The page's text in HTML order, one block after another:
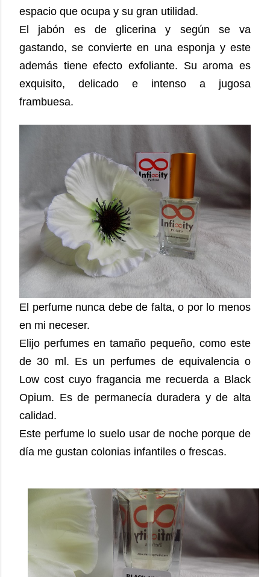
espacio que ocupa y su gran utilidad.
El jabón es de glicerina y según se va
gastando, se convierte en una esponja y este
además tiene efecto exfoliante. Su aroma es
exquisito, delicado e intenso a jugosa
frambuesa.
El perfume nunca debe de falta, o por lo menos
en mi neceser.
Elijo perfumes en tamaño pequeño, como este
de 30 ml. Es un perfumes de equivalencia o
Low cost cuyo fragancia me recuerda a Black
Opium. Es de permanecía duradera y de alta
calidad.
Este perfume lo suelo usar de noche porque de
día me gustan colonias infantiles o frescas.